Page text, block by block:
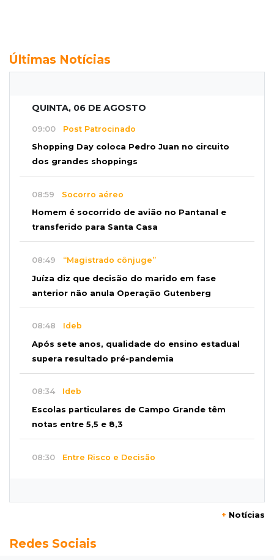
Últimas Notícias
QUINTA, 06 DE AGOSTO
09:00 Post Patrocinado
Shopping Day coloca Pedro Juan no circuito
dos grandes shoppings
08:59 Socorro aéreo
Homem é socorrido de avião no Pantanal e
transferido para Santa Casa
08:49 “Magistrado cônjuge”
Juíza diz que decisão do marido em fase
anterior não anula Operação Gutenberg
08:48 Ideb
Após sete anos, qualidade do ensino estadual
supera resultado pré-pandemia
08:34 Ideb
Escolas particulares de Campo Grande têm
notas entre 5,5 e 8,3
08:30 Entre Risco e Decisão
Trecho da Ernesto Geisel é interditado para
+ Notícias
Redes Sociais